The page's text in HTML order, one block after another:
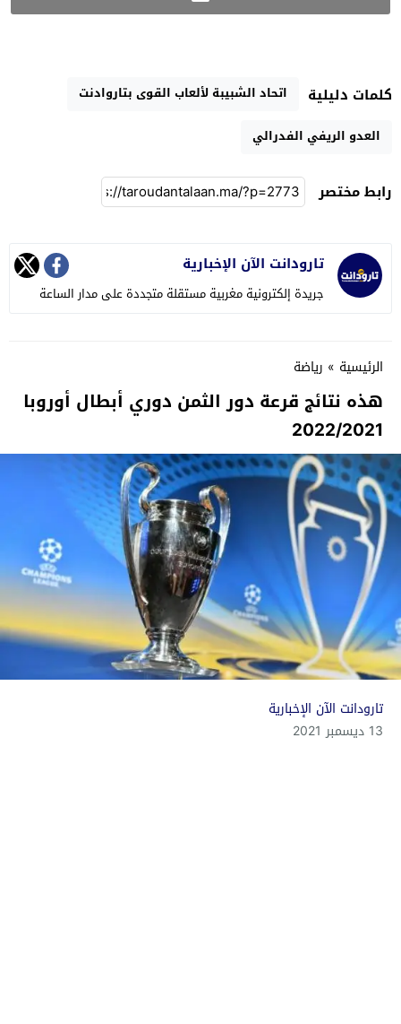
كلمات دليلية
اتحاد الشبيبة لألعاب القوى بتاروادنت
العدو الريفي الفدرالي
رابط مختصر
تارودانت الآن الإخبارية
جريدة إلكترونية مغربية مستقلة متجددة على مدار الساعة
الرئيسية » رياضة
هذه نتائج قرعة دور الثمن دوري أبطال أوروبا
2022/2021
تارودانت الآن الإخبارية
13 ديسمبر 2021